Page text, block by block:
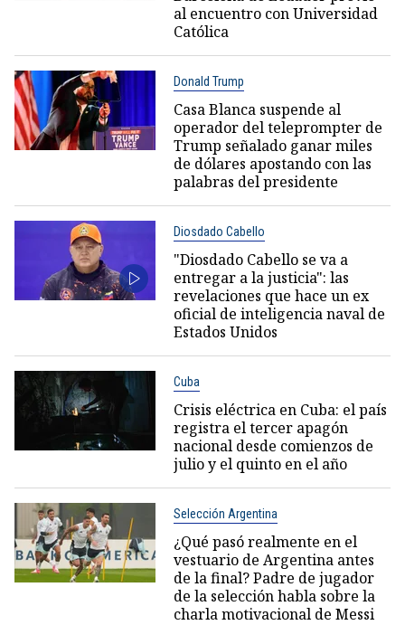
al encuentro con Universidad
Católica
Donald Trump
Casa Blanca suspende al
operador del teleprompter de
Trump señalado ganar miles
de dólares apostando con las
palabras del presidente
Diosdado Cabello
"Diosdado Cabello se va a
entregar a la justicia": las
revelaciones que hace un ex
oficial de inteligencia naval de
Estados Unidos
Cuba
Crisis eléctrica en Cuba: el país
registra el tercer apagón
nacional desde comienzos de
julio y el quinto en el año
Selección Argentina
¿Qué pasó realmente en el
vestuario de Argentina antes
de la final? Padre de jugador
de la selección habla sobre la
charla motivacional de Messi